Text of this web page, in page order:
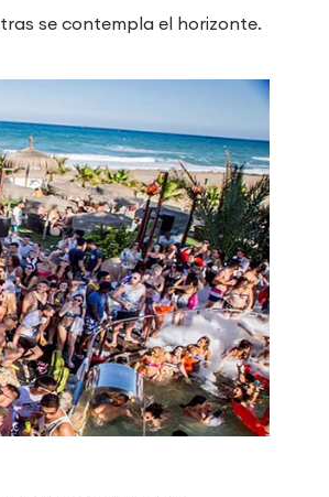
se contempla el horizonte.